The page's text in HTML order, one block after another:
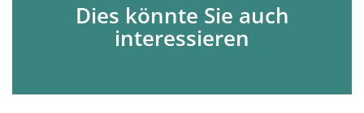
Dies könnte Sie auch
interessieren